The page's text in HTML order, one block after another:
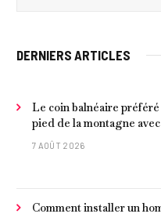
DERNIERS ARTICLES
Le coin balnéaire préféré
pied de la montagne
poisson et criques isolées
7 AOÛT 2026
Comment installer un